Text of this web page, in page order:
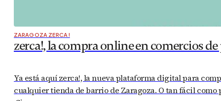
ZARAGOZA ZERCA!
zerca!, la compra online en comercios
Ya está aquí zerca!, la nueva plataforma digital para
cualquier tienda de barrio de Zaragoza. O tan fácil